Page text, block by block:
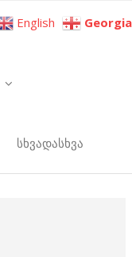
სხვადასხვა
English